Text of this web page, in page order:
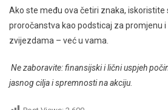
Ako ste među ova četiri znaka, iskoristite
proročanstva kao podsticaj za promjenu i
zvijezdama – već u vama.
Ne zaboravite: finansijski i lični uspjeh
jasnog cilja i spremnosti na akciju.